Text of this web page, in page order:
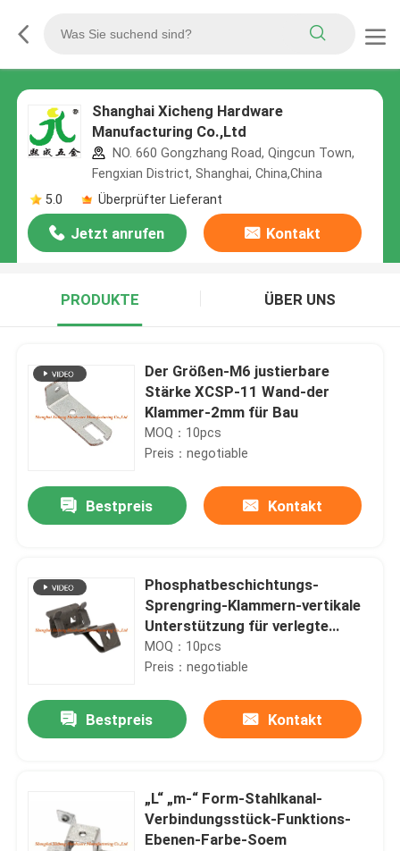
Shanghai Xicheng Hardware
Manufacturing Co.,Ltd
NO. 660 Gongzhang Road, Qingcun Town,
Fengxian District, Shanghai, China,China
5.0
Überprüfter Lieferant
Jetzt anrufen Kontakt
PRODUKTE ÜBER UNS
Der Größen-M6 justierbare
Stärke XCSP-11 Wand-der
Klammer-2mm für Bau
MOQ：10pcs
Preis：negotiable
Bestpreis Kontakt
Phosphatbeschichtungs-
Sprengring-Klammern-vertikale
Unterstützung für verlegte
Stange M6/M8
MOQ：10pcs
Preis：negotiable
Bestpreis Kontakt
„L“ „m-“ Form-Stahlkanal-
Verbindungsstück-Funktions-
Ebenen-Farbe-Soem